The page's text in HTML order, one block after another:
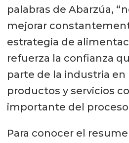
palabras de Abarzúa,
mejorar
estrategia de
refuerza la confianza
parte de la industria en
productos y servicios
importante del proceso
Para conocer el